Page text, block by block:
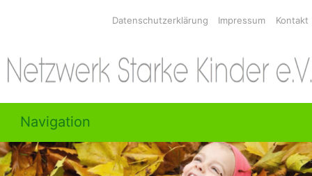
Datenschutzerklärung Impressum Kontakt
content
Navigation
Toggle navigation